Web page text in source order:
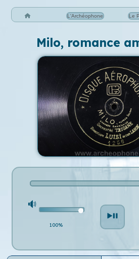
L'Archéophone Le
Milo, romance
100%